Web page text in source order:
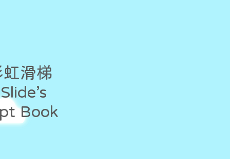
滑梯
Book